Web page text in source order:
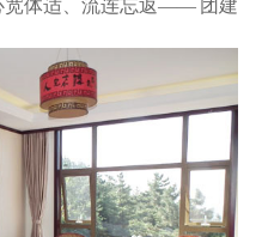
宽体适、流连忘返—— 团建